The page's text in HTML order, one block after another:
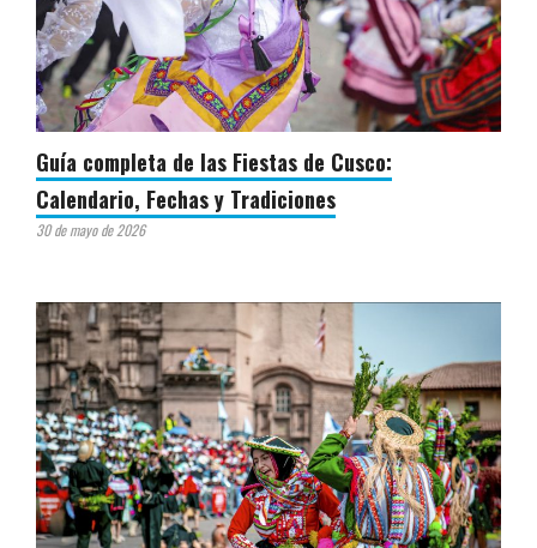
Guía completa de las Fiestas de Cusco:
Calendario, Fechas y Tradiciones
30 de mayo de 2026